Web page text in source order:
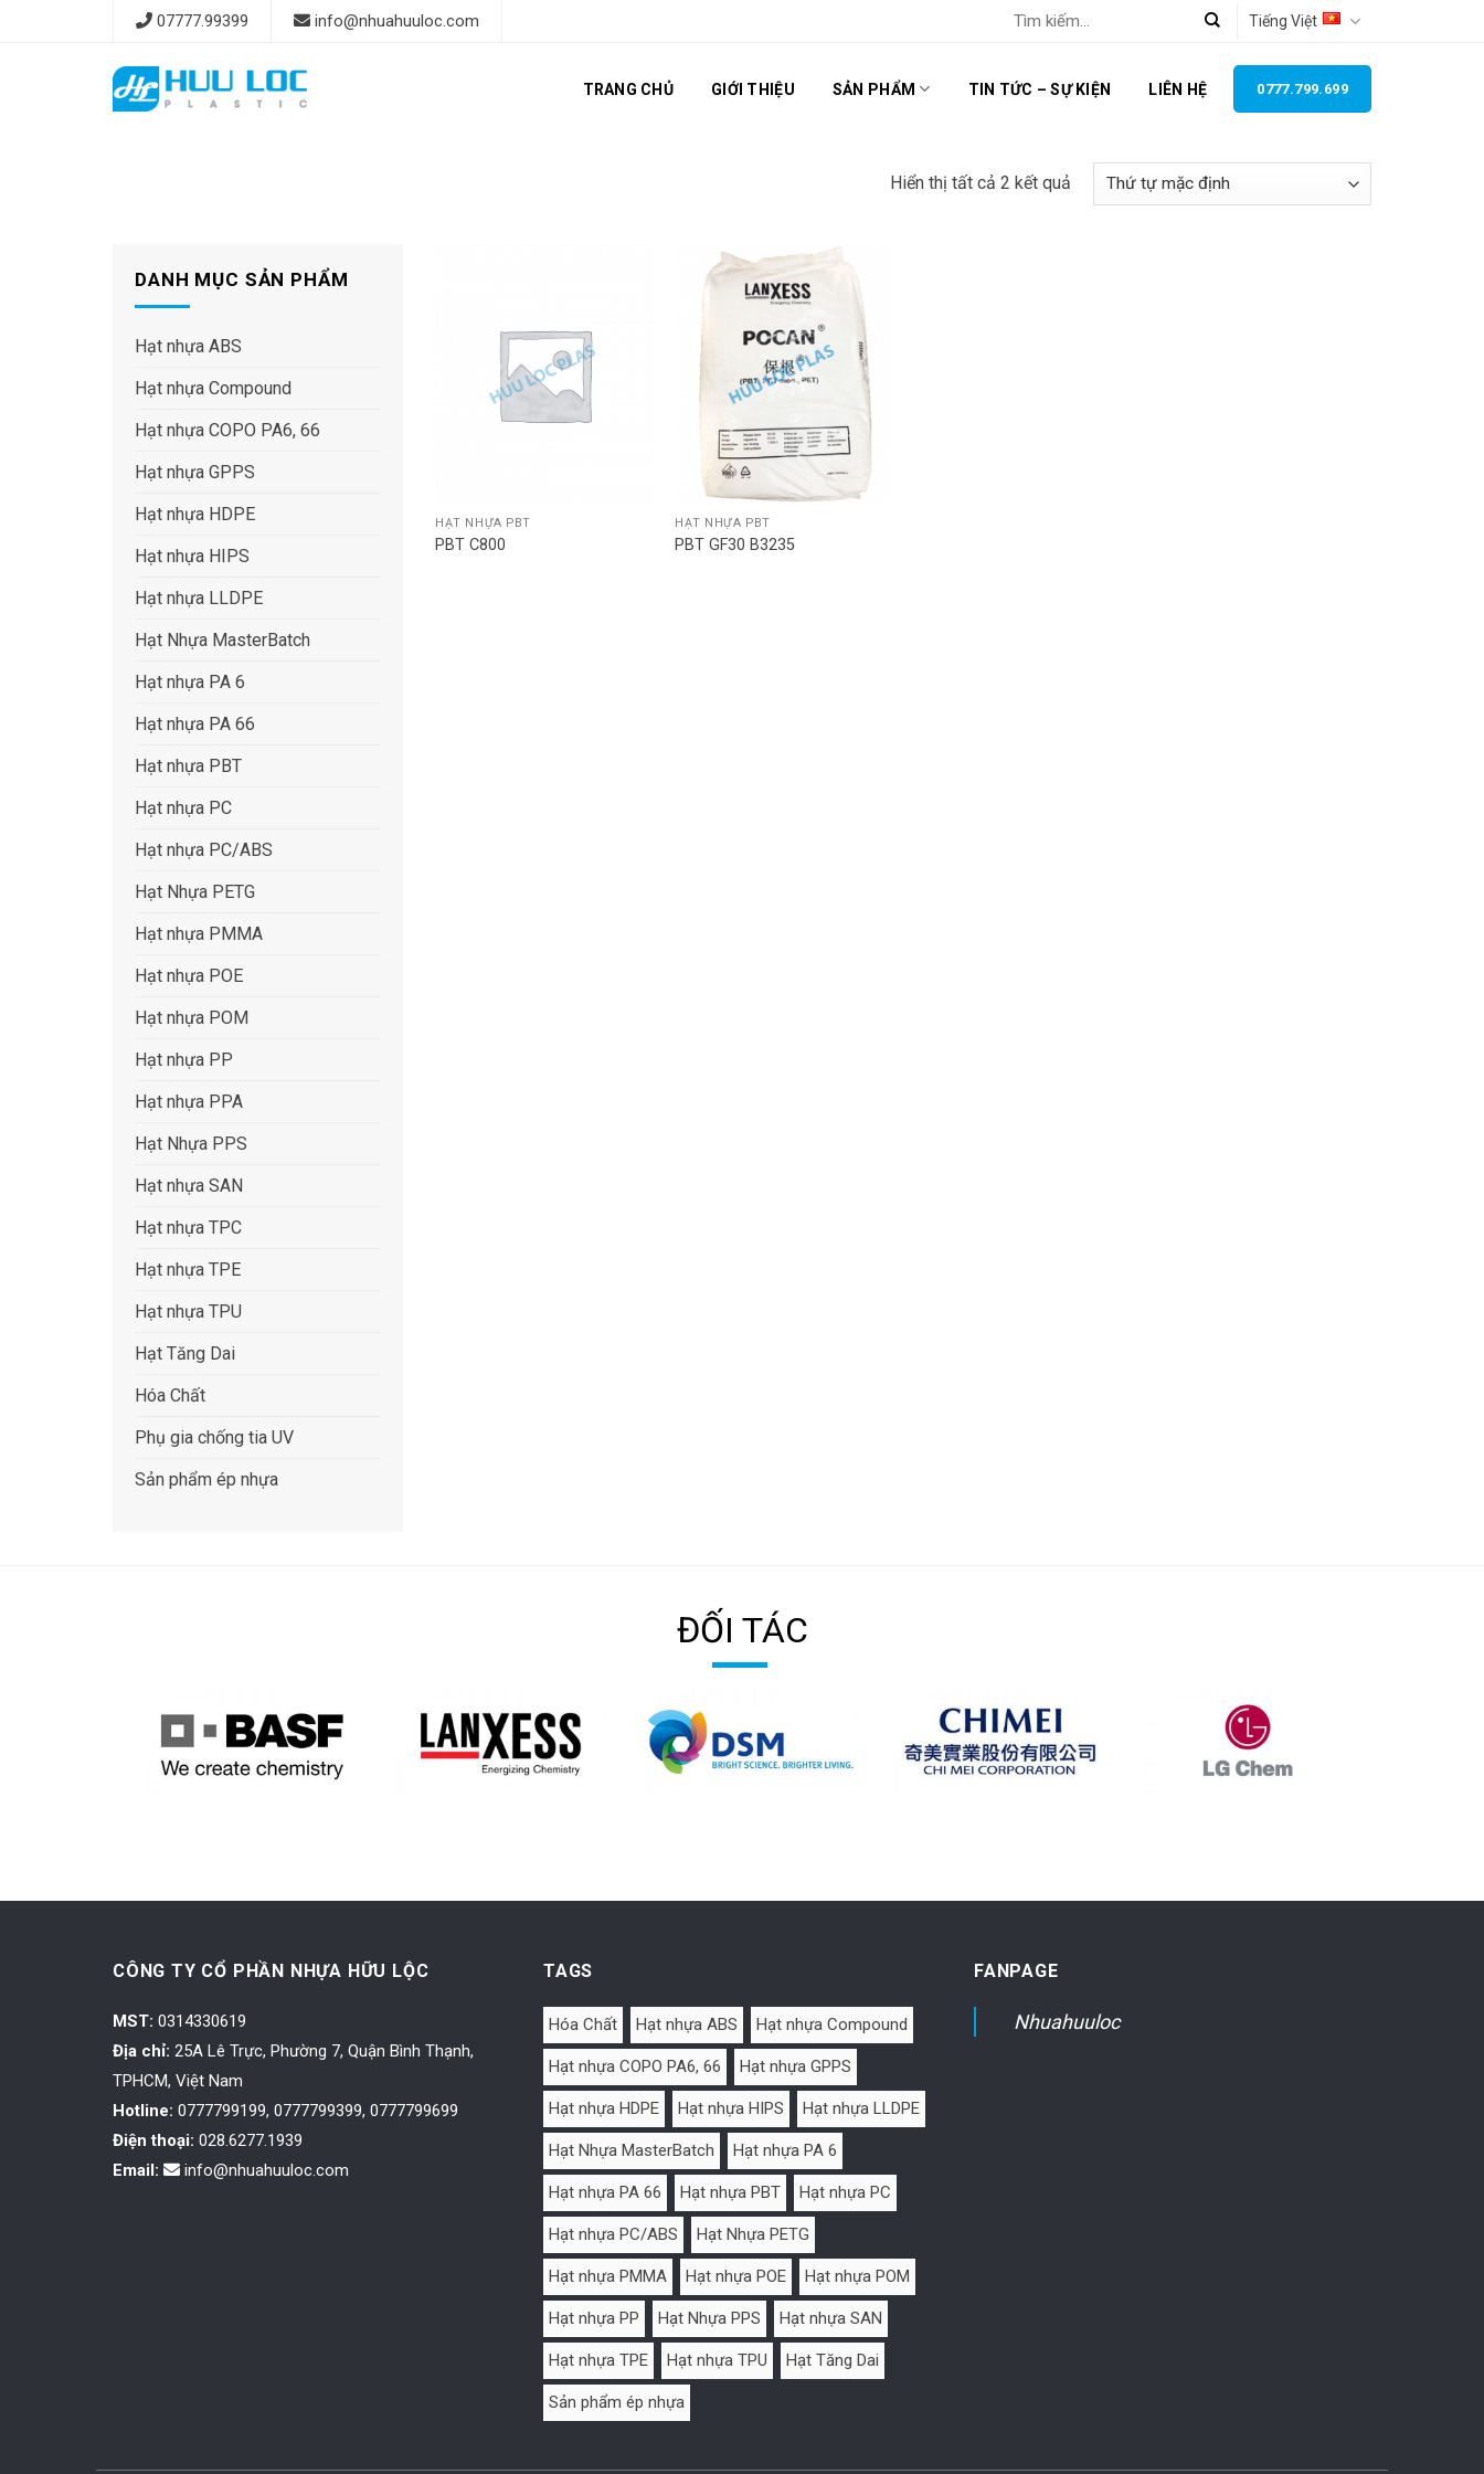
07777.99399 info@nhuahuuloc.com
kiếm:
Tiếng Việt
TRANG CHỦ GIỚI THIỆU SẢN PHẨM TIN TỨC – SỰ KIỆN LIÊN HỆ 0777.799.699
Hiển thị tất cả 2 kết quả
DANH MỤC SẢN PHẨM
Hạt nhựa ABS
Hạt nhựa Compound
Hạt nhựa COPO PA6, 66
Hạt nhựa GPPS
Hạt nhựa HDPE
Hạt nhựa HIPS
Hạt nhựa LLDPE
Hạt Nhựa MasterBatch
Hạt nhựa PA 6
Hạt nhựa PA 66
Hạt nhựa PBT
Hạt nhựa PC
Hạt nhựa PC/ABS
Hạt Nhựa PETG
Hạt nhựa PMMA
Hạt nhựa POE
Hạt nhựa POM
Hạt nhựa PP
Hạt nhựa PPA
Hạt Nhựa PPS
Hạt nhựa SAN
Hạt nhựa TPC
Hạt nhựa TPE
Hạt nhựa TPU
Hạt Tăng Dai
Hóa Chất
Phụ gia chống tia UV
Sản phẩm ép nhựa
HẠT NHỰA PBT
PBT C800
HẠT NHỰA PBT
PBT GF30 B3235
ĐỐI TÁC
CÔNG TY CỔ PHẦN NHỰA HỮU LỘC
MST: 0314330619
Địa chỉ: 25A Lê Trực, Phường 7, Quận Bình Thạnh,
TPHCM, Việt Nam
Hotline: 0777799199, 0777799399, 0777799699
Điện thoại: 028.6277.1939
Email:
info@nhuahuuloc.com
TAGS
Hóa Chất Hạt nhựa ABS Hạt nhựa Compound
Hạt nhựa COPO PA6, 66 Hạt nhựa GPPS
Hạt nhựa HDPE Hạt nhựa HIPS Hạt nhựa LLDPE
Hạt Nhựa MasterBatch Hạt nhựa PA 6
Hạt nhựa PA 66 Hạt nhựa PBT Hạt nhựa PC
Hạt nhựa PC/ABS Hạt Nhựa PETG
Hạt nhựa PMMA Hạt nhựa POE Hạt nhựa POM
Hạt nhựa PP Hạt Nhựa PPS Hạt nhựa SAN
Hạt nhựa TPE Hạt nhựa TPU Hạt Tăng Dai
Sản phẩm ép nhựa
FANPAGE
Nhuahuuloc